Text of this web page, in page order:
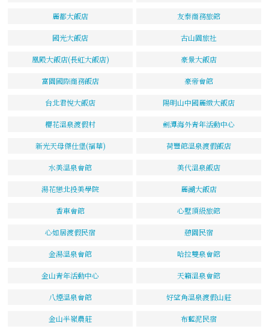
麗都大飯店 友泰商務旅館
國光大飯店 古山園旅社
凰殿大飯店(長虹大飯店) 豪景大飯店
富園國際商務飯店 豪帝會館
台北君悅大飯店 陽明山中國麗緻大飯店
櫻花溫泉渡假村 劍潭海外青年活動中心
新光天母傑仕堡(福華) 荷豐館溫泉渡假飯店
水美溫泉會館 美代溫泉飯店
湯花戀北投美學院 麗湖大飯店
香車會館 心墅頂級旅館
心如居渡假民宿 憩園民宿
金湯溫泉會館 哈拉雙泉會館
金山青年活動中心 天籟溫泉會館
八煙溫泉會館 好望角溫泉渡假山莊
金山半嶺農莊 布藍泥民宿